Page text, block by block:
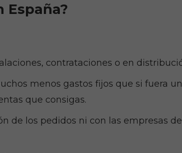
España?
contrataciones o en
menos gastos fijos que si fuera
que consigas.
de los pedidos ni con las empresas